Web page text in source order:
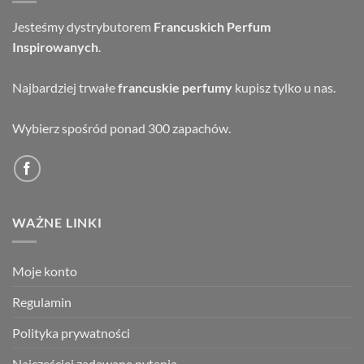
Jesteśmy dystrybutorem Francuskich Perfum
Inspirowanych.
Najbardziej trwałefrancuskie perfumy kupisz tylko u nas.
Wybierz spośród ponad 300 zapachów.
WAŻNE LINKI
Moje konto
Regulamin
Polityka prywatności